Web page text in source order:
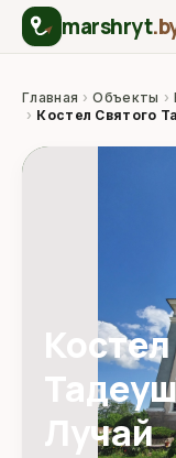
marshryt
Главная › Объекты ›
› Костел Святого
Лучай